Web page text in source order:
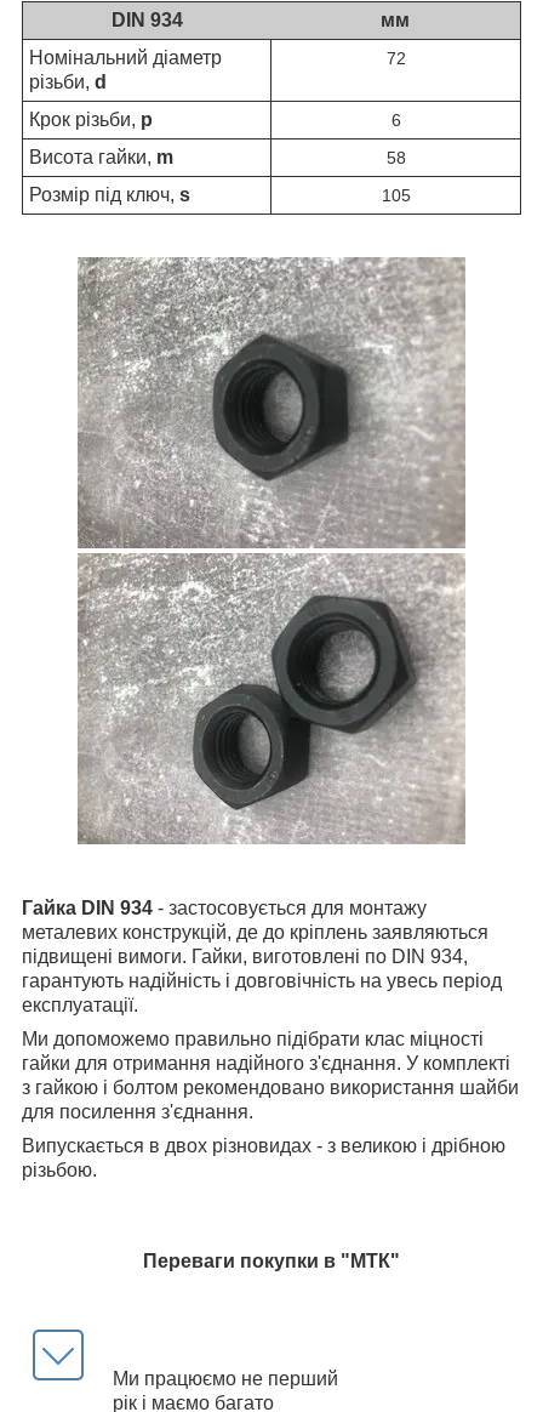
DIN 934
мм
Номінальний діаметр
різьби, d
72
Крок різьби, p 6
Висота гайки, m 58
Розмір під ключ, s 105
Гайка DIN 934 - застосовується для монтажу
металевих конструкцій, де до кріплень заявляються
підвищені вимоги. Гайки, виготовлені по DIN 934,
гарантують надійність і довговічність на увесь період
експлуатації.
Ми допоможемо правильно підібрати клас міцності
гайки для отримання надійного з'єднання. У комплекті
з гайкою і болтом рекомендовано використання шайби
для посилення з'єднання.
Випускається в двох різновидах - з великою і дрібною
різьбою.
Переваги покупки в "МТК"
Ми працюємо не перший
рік і маємо багато